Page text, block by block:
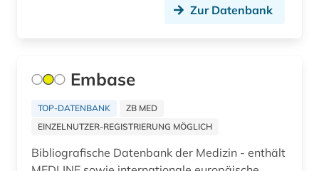
artenreichtum (1)
arthur (2)
Zur Datenbank
Embase
TOP-DATENBANK
ZB MED
EINZELNUTZER-REGISTRIERUNG MÖGLICH
Bibliografische Datenbank der Medizin - enthält